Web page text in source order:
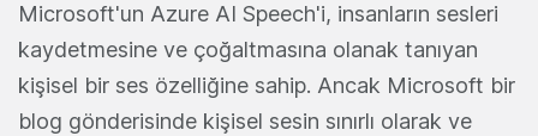
Microsoft'un Azure AI Speech'i, insanların sesleri
kaydetmesine ve çoğaltmasına olanak tanıyan
kişisel bir ses özelliğine sahip. Ancak Microsoft bir
blog gönderisinde kişisel sesin sınırlı olarak ve